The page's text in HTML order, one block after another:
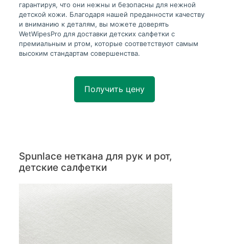
гарантируя, что они нежны и безопасны для нежной
детской кожи. Благодаря нашей преданности качеству
и вниманию к деталям, вы можете доверять
WetWipesPro для доставки детских салфетки с
премиальным и ртом, которые соответствуют самым
высоким стандартам совершенства.
Получить цену
Spunlace неткана для рук и рот,
детские салфетки